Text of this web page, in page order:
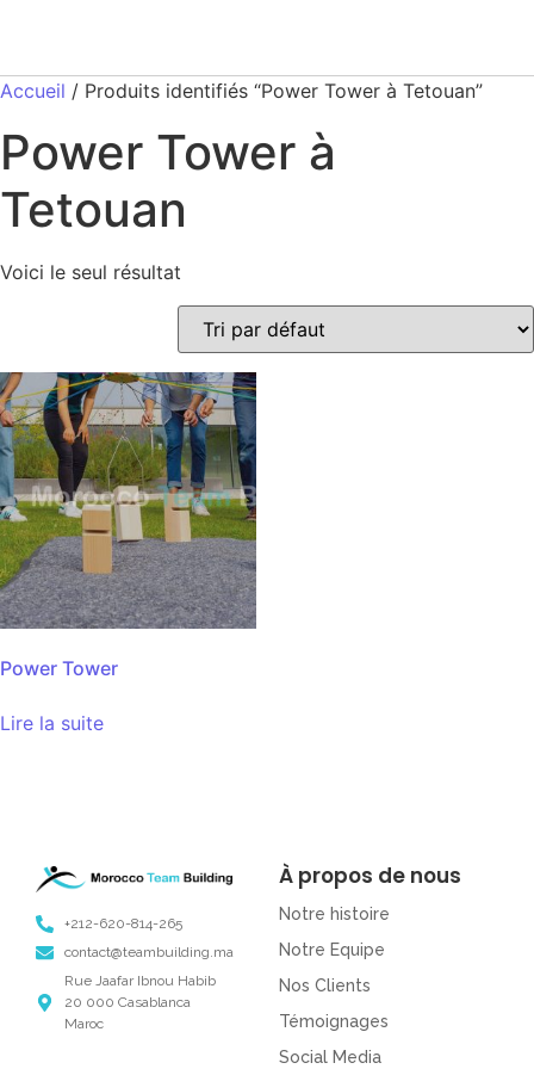
Accueil / Produits identifiés “Power Tower à Tetouan”
Power Tower à
Tetouan
Voici le seul résultat
Power Tower
Lire la suite
+212-620-814-265
contact@teambuilding.ma
Rue Jaafar Ibnou Habib
20 000 Casablanca
Maroc
À propos de nous
Notre histoire
Notre Equipe
Nos Clients
Témoignages
Social Media